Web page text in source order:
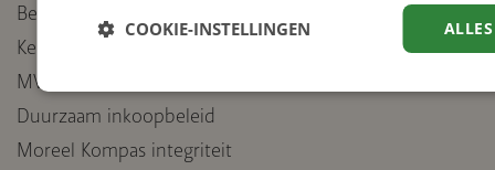
Bedrijven
Keurmerken
MVO-beleid
Duurzaam inkoopbeleid
Moreel Kompas integriteit
COOKIE-INSTELLINGEN